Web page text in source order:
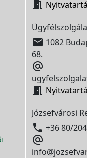

 1082
68.


Józsefvárosi
 +36 80/
